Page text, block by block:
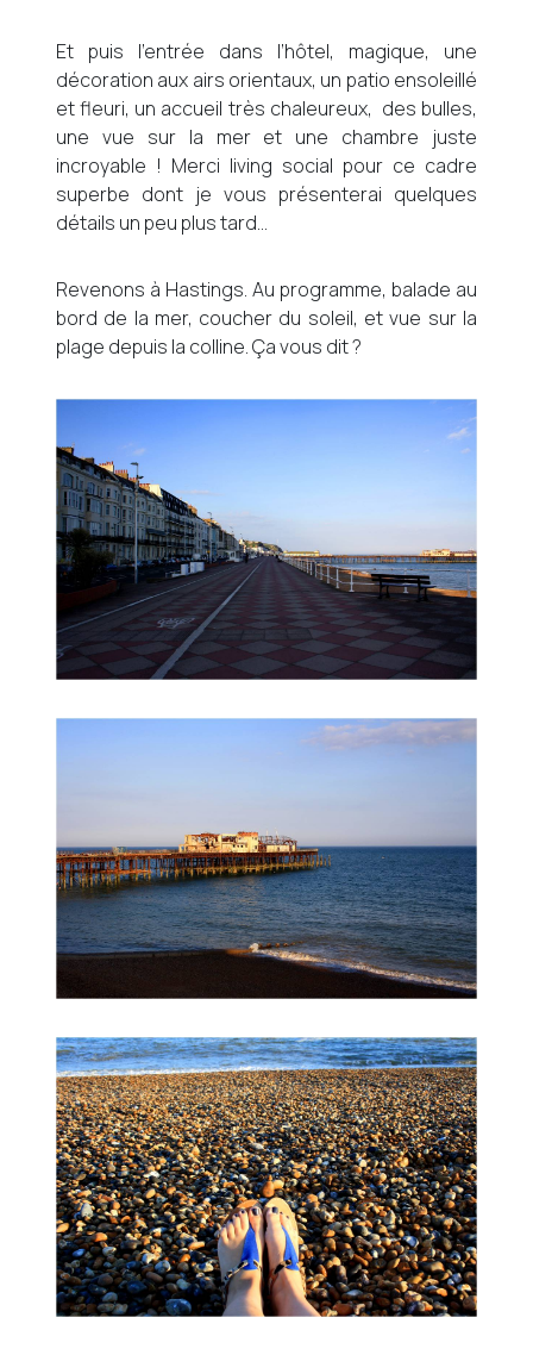
Et puis l’entrée dans l’hôtel, magique, une
décoration aux airs orientaux, un patio ensoleillé
et fleuri, un accueil très chaleureux, des bulles,
une vue sur la mer et une chambre juste
incroyable ! Merci living social pour ce cadre
superbe dont je vous présenterai quelques
détails un peu plus tard…
Revenons à Hastings. Au programme, balade au
bord de la mer, coucher du soleil, et vue sur la
plage depuis la colline. Ça vous dit ?